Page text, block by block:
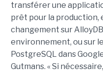
transférer une
prêt pour la production,
changement sur
environnement, ou sur
PostgreSQL dans
Gutmans. « Si